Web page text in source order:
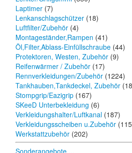
Laptimer (7)
Lenkanschlagschützer (18)
Luftfilter/Zubehör (4)
Montageständer,Rampen (41)
Öl,Filter,Ablass-Einfüllschraube (44)
Protektoren, Westen, Zubehör (9)
Reifenwärmer / Zubehör (17)
Rennverkleidungen/Zubehör (1224)
Tankhauben,Tankdeckel, Zubehör
Stompgrip/Eazigrip (167)
SKeeD Unterbekleidung (6)
Verkleidungshalter/Luftkanal (187)
Verkleidungsscheiben u.Zubehör
Werkstattzubehör (202)
Sonderangebote ...